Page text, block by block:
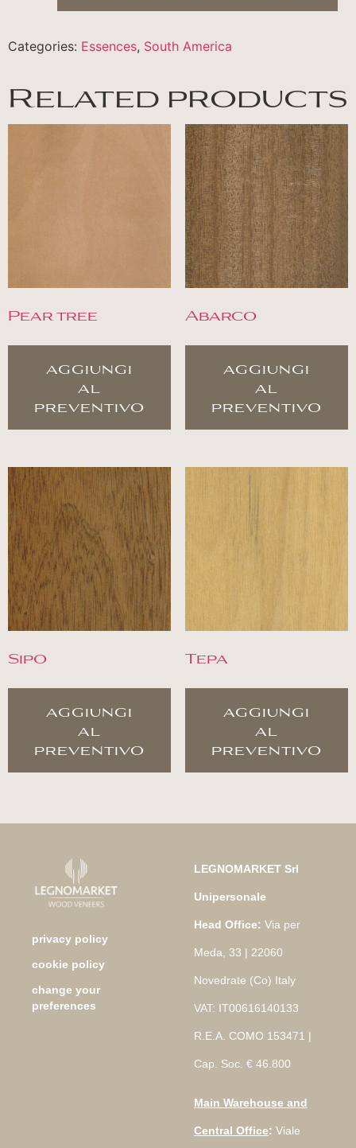
Categories: Essences, South America
Related products
Pear tree
aggiungi
al
preventivo
Abarco
aggiungi
al
preventivo
Sipo
aggiungi
al
preventivo
Tepa
aggiungi
al
preventivo
privacy policy
cookie policy
change your
preferences
LEGNOMARKET Srl
Unipersonale
Head Office: Via per
Meda, 33 | 22060
Novedrate (Co) Italy
VAT: IT00616140133
R.E.A. COMO 153471 |
Cap. Soc. € 46.800
Main Warehouse and
Central Office: Viale